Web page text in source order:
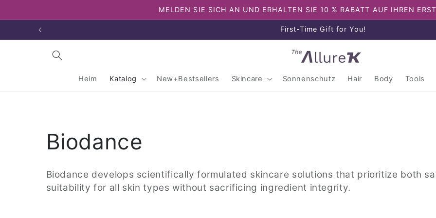
Inhalt
MELDEN SIE SICH AN UND ERHALTEN SIE 10 % RABATT AUF IHREN
Enjoy free shipping on orders over $80
Heim Katalog New+Bestsellers Skincare Sonnenschutz Hair Body Tools
K
a
t
Biodance
Biodance develops scientifically formulated skincare solutions that prioritize both
suitability for all skin types without sacrificing ingredient integrity.